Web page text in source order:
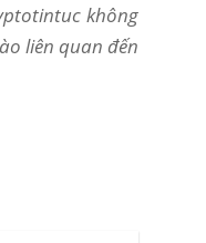
không
liên quan đến